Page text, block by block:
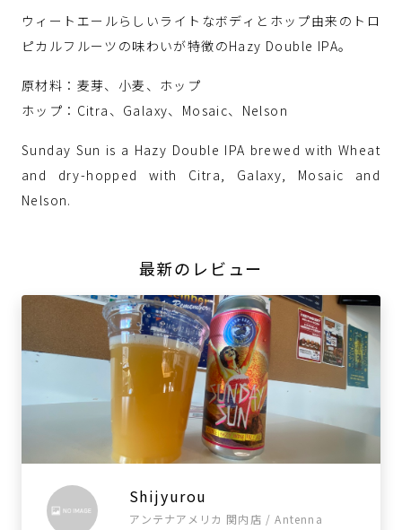
ウィートエールらしいライトなボディとホップ由来のトロ
ピカルフルーツの味わいが特徴のHazy Double IPA。
原材料：麦芽、小麦、ホップ
ホップ：Citra、Galaxy、Mosaic、Nelson
Sunday Sun is a Hazy Double IPA brewed with Wheat
and dry-hopped with Citra, Galaxy, Mosaic and
Nelson.
最新のレビュー
Shijyurou
アンテナアメリカ 関内店 / Antenna